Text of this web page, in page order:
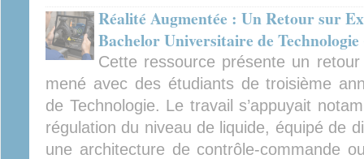
Réalité Augmentée : Un Retour sur
Bachelor Universitaire de
Cette ressource présente un retour
mené avec des étudiants de troisième
de Technologie. Le travail s’appuyait
régulation du niveau de liquide, équipé de
une architecture de contrôle-commande